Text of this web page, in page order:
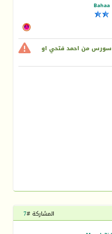
Bahaa
من احمد فتحي او
المشاركة #7